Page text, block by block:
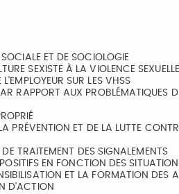
ET DE SOCIOLOGIE
SEXISTE À LA VIOLENCE
SUR LES VHSS
RAPPORT AUX
PRÉVENTION ET DE LA LUTTE
TRAITEMENT DES SIGNALEMENTS
EN FONCTION DES
ET LA FORMATION DES
D'ACTION